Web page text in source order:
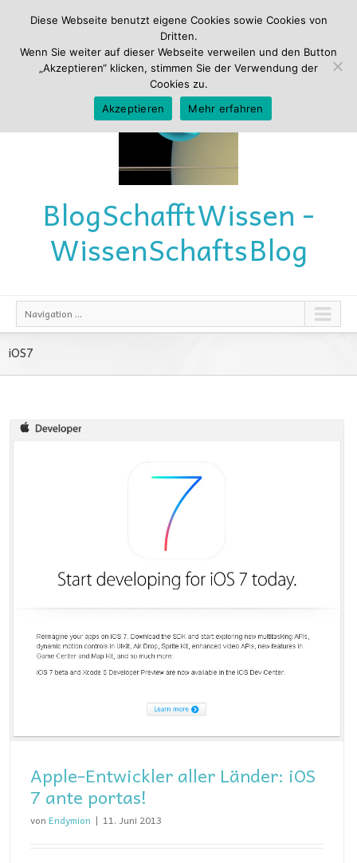
BlogSchafftWissen -
WissenSchaftsBlog
Navigation ...
iOS7
Apple-Entwickler aller Länder: iOS
7 ante portas!
von Endymion | 11. Juni 2013
Diese Webseite benutzt eigene Cookies sowie Cookies von
Dritten.
Wenn Sie weiter auf dieser Webseite verweilen und den Button
„Akzeptieren“ klicken, stimmen Sie der Verwendung der
Cookies zu.
Akzeptieren
Mehr erfahren